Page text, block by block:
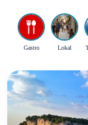
Gastro Lokal